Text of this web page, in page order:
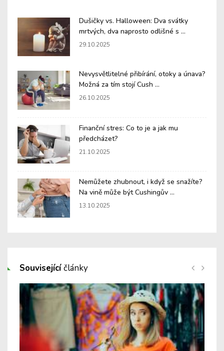
Dušičky vs. Halloween: Dva svátky
mrtvých, dva naprosto odlišné s ...
29.10.2025
Nevysvětlitelné přibírání, otoky a únava?
Možná za tím stojí Cush ...
26.10.2025
Finanční stres: Co to je a jak mu
předcházet?
21.10.2025
Nemůžete zhubnout, i když se snažíte?
Na vině může být Cushingův ...
13.10.2025
Souvisejícíčlánky